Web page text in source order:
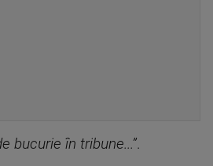
bucurie în tribune...”.